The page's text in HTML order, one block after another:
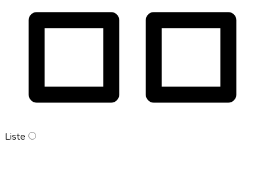
Liste